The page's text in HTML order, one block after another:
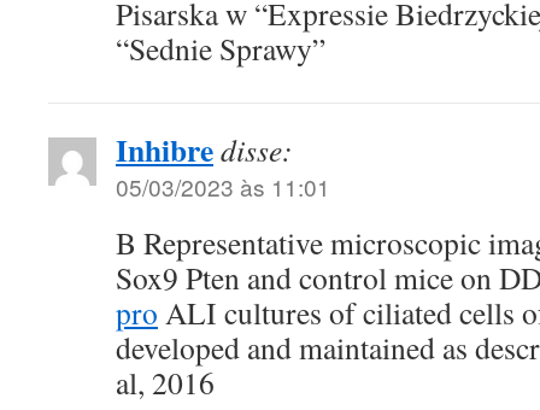
Pisarska w “Expressie
“Sednie Sprawy”
Inhibredisse:
05/03/2023 às 11:01
B Representative microscopic
Sox9 Pten and control mice on
pro ALI cultures of ciliated cells
developed and maintained as
al, 2016